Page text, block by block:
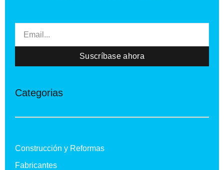
Suscríbase ahora
Categorias
Construcción y Reformas
Fabricantes